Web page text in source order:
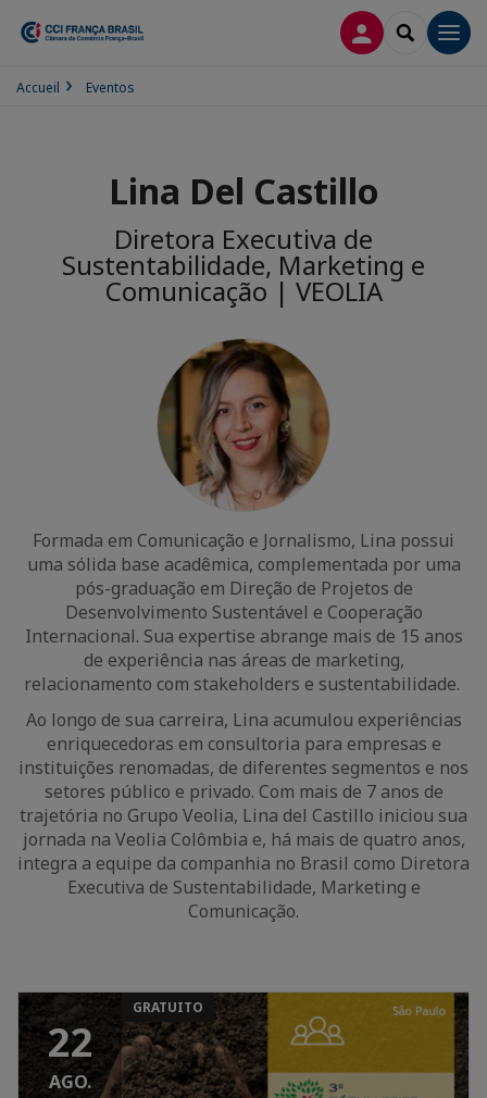
CONEXÃOSEARCH
Accueil Eventos
Lina Del Castillo
Diretora Executiva de
Sustentabilidade, Marketing e
Comunicação | VEOLIA
Formada em Comunicação e Jornalismo, Lina possui
uma sólida base acadêmica, complementada por uma
pós-graduação em Direção de Projetos de
Desenvolvimento Sustentável e Cooperação
Internacional. Sua expertise abrange mais de 15 anos
de experiência nas áreas de marketing,
relacionamento com stakeholders e sustentabilidade.
Ao longo de sua carreira, Lina acumulou experiências
enriquecedoras em consultoria para empresas e
instituições renomadas, de diferentes segmentos e nos
setores público e privado. Com mais de 7 anos de
trajetória no Grupo Veolia, Lina del Castillo iniciou sua
jornada na Veolia Colômbia e, há mais de quatro anos,
integra a equipe da companhia no Brasil como Diretora
Executiva de Sustentabilidade, Marketing e
Comunicação.
22
AGO.
GRATUITO